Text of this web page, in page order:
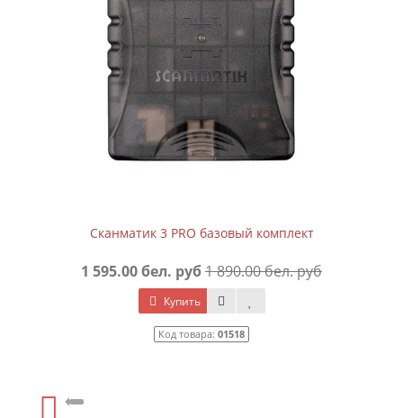
Сканматик 3 PRO базовый комплект
1 595.00 бел. руб1 890.00 бел. руб
Купить
Код товара: 01518